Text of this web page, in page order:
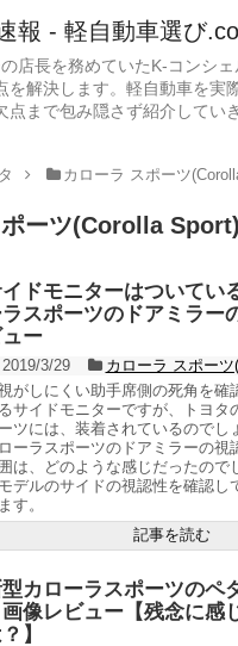
報 - 軽自動車選び
店長を務めていたK-コンシェ
を解決します。軽自動車を実
点まで包み隠さず紹介してい
カローラ スポーツ
ーツ(Corolla Sport)
ドモニターはついてい
スポーツのドアミラー
ュー
2019/3/29
カローラ スポー
がしにくい助手席側の死角を確
サイドモニターですが、トヨタ
ツには、装着されているのでし
ーラスポーツのドアミラーの視
は、どのような感じだったので
デルのサイドの視認性を確認し
す。
記事を読む
カローラスポーツのペ
画像レビュー【残念に感
】